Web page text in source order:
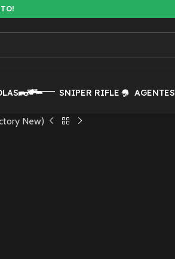
SNIPER RIFLE AGENTES
New)